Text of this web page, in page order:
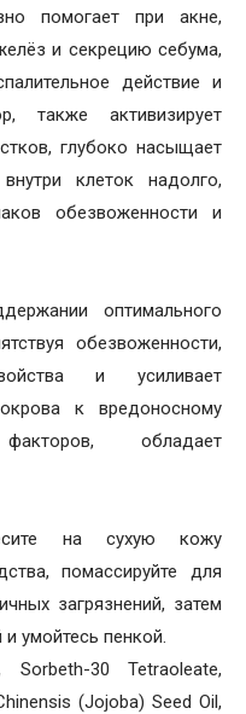
помогает при акне,
и секрецию себума,
действие и
также активизирует
глубоко насыщает
клеток надолго,
обезвоженности и
оптимального
обезвоженности,
и усиливает
к вредоносному
обладает
на сухую кожу
помассируйте для
загрязнений, затем
умойтесь пенкой.
Sorbeth-30 Tetraoleate,
(Jojoba) Seed Oil,